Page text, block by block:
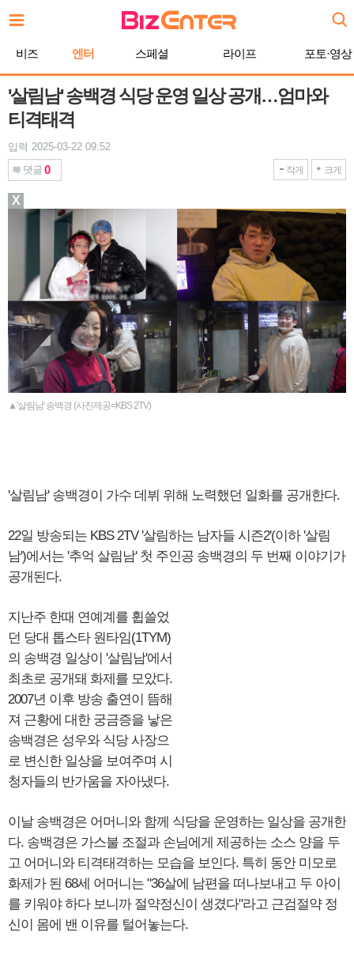
문
비즈 엔터 스페셜 라이프 포토·영상
'살림남' 송백경 식당 운영 일상 공개…엄마와
티격태격
입력 2025-03-22 09:52
댓글 0 작게 크게
▲'살림남' 송백경 (사진제공=KBS 2TV)
'살림남' 송백경이 가수 데뷔 위해 노력했던 일화를 공개한다.
22일 방송되는 KBS 2TV '살림하는 남자들 시즌2'(이하 '살림
남')에서는 '추억 살림남' 첫 주인공 송백경의 두 번째 이야기가
공개된다.
지난주 한때 연예계를 휩쓸었
던 당대 톱스타 원타임(1TYM)
의 송백경 일상이 '살림남'에서
최초로 공개돼 화제를 모았다.
2007년 이후 방송 출연이 뜸해
져 근황에 대한 궁금증을 낳은
송백경은 성우와 식당 사장으
로 변신한 일상을 보여주며 시
청자들의 반가움을 자아냈다.
이날 송백경은 어머니와 함께 식당을 운영하는 일상을 공개한
다. 송백경은 가스불 조절과 손님에게 제공하는 소스 양을 두
고 어머니와 티격태격하는 모습을 보인다. 특히 동안 미모로
화제가 된 68세 어머니는 "36살에 남편을 떠나보내고 두 아이
를 키워야 하다 보니까 절약정신이 생겼다"라고 근검절약 정
신이 몸에 밴 이유를 털어놓는다.
X